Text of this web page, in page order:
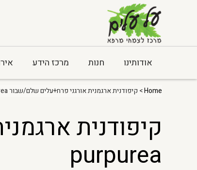
אודותינו חנות מרכז הידע
Home> קיפודנית ארגמנית אורגני פרח+עלים שלם/שבור Echinacea purpurea
purpurea